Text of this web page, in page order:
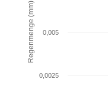
Regenmenge (mm)
0,0025
0,005